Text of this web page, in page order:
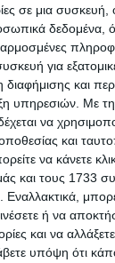
σε μια συσκευή,
δεδομένα,
για
διαφήμισης και
υπηρεσιών. Με
να
και
να κάνετε κλικ
και τους 1733
ή να
και να
υπόψη ότι